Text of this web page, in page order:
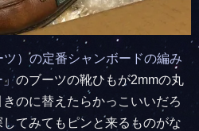
ツ）の定番シャンボードの編み
のブーツの靴ひもが2mmの丸
のに替えたらかっこいいだろ
てみてもピンと来るものがな